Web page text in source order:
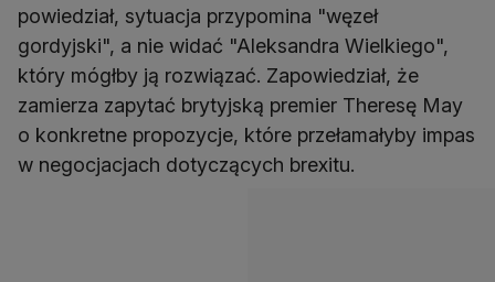
powiedział, sytuacja przypomina "węzeł
gordyjski", a nie widać "Aleksandra Wielkiego",
który mógłby ją rozwiązać. Zapowiedział, że
zamierza zapytać brytyjską premier Theresę May
o konkretne propozycje, które przełamałyby impas
w negocjacjach dotyczących brexitu.